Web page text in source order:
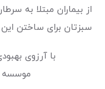
از بیماران مبتلا به
سبزتان برای ساختن این
با آرزوی
موسسه